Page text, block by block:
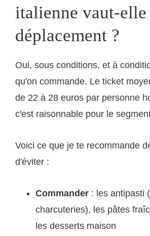
italienne vaut-elle
déplacement ?
Oui, sous conditions, et à
qu'on commande. Le ticket
de 22 à 28 euros par personne
c'est raisonnable pour le
Voici ce que je te recommande
d'éviter :
Commander : les antipasti
charcuteries), les pâtes
les desserts maison